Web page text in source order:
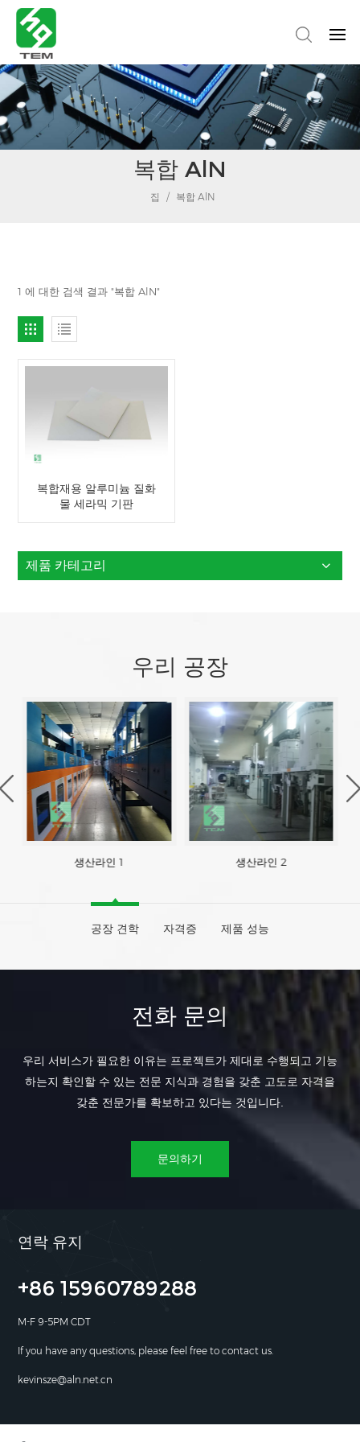
복합 AlN
집 / 복합 AlN
1 에 대한 검색 결과 "복합 AlN"
복합재용 알루미늄 질화
물 세라믹 기판
제품 카테고리
우리 공장
생산라인 1 생산라인 2
공장 견학 자격증 제품 성능
전화 문의
우리 서비스가 필요한 이유는 프로젝트가 제대로 수행되고 기능
하는지 확인할 수 있는 전문 지식과 경험을 갖춘 고도로 자격을
갖춘 전문가를 확보하고 있다는 것입니다.
문의하기
연락 유지
+86 15960789288
M-F 9-5PM CDT
If you have any questions, please feel free to contact us.
kevinsze@aln.net.cn